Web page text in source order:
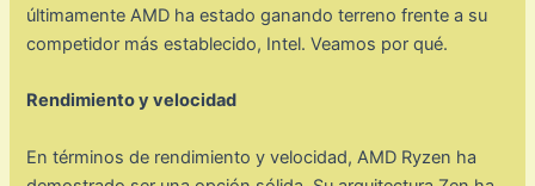
últimamente AMD ha estado ganando terreno frente a su
competidor más establecido, Intel. Veamos por qué.
Rendimiento y velocidad
En términos de rendimiento y velocidad, AMD Ryzen ha